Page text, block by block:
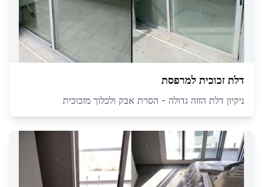
דלת זכוכית למרפסת
ניקיון דלת הזזה גדולה - הסרת אבק ולכלוך מזכוכית